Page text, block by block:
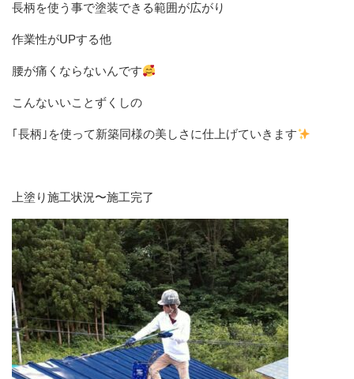
長柄を使う事で塗装できる範囲が広がり
作業性がUPする他
腰が痛くならないんです
こんないいことずくしの
｢長柄｣を使って新築同様の美しさに仕上げていきます
上塗り施工状況〜施工完了